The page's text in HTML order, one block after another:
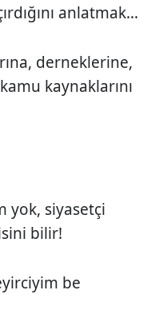
anlatmak...
derneklerine,
kaynaklarını
yok, siyasetçi
bilir!
be